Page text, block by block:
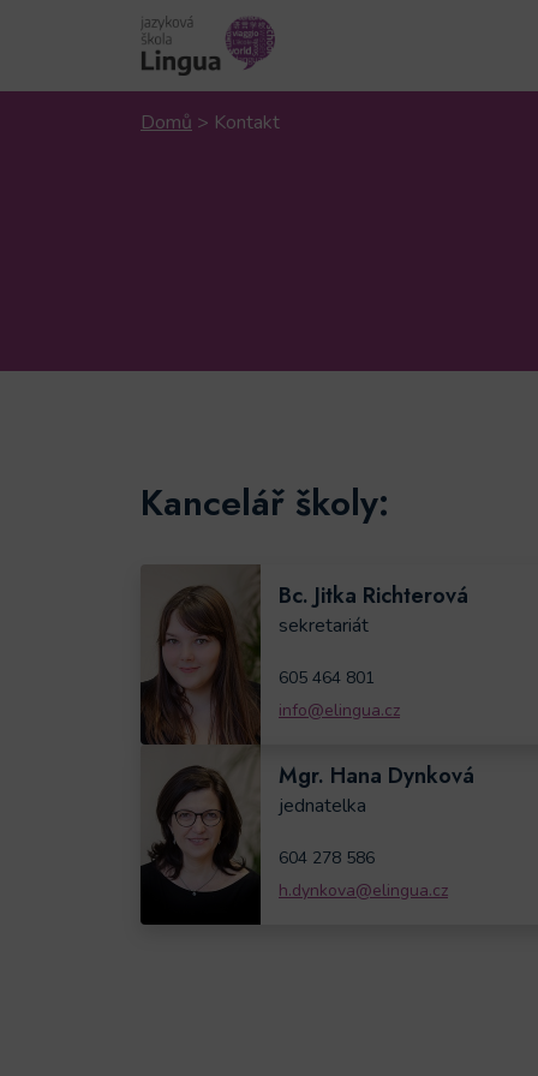
Domů > Kontakt
Kancelář školy:
Bc. Jitka Richterová
sekretariát
605 464 801
info@elingua.cz
Mgr. Hana Dynková
jednatelka
604 278 586
h.dynkova@elingua.cz